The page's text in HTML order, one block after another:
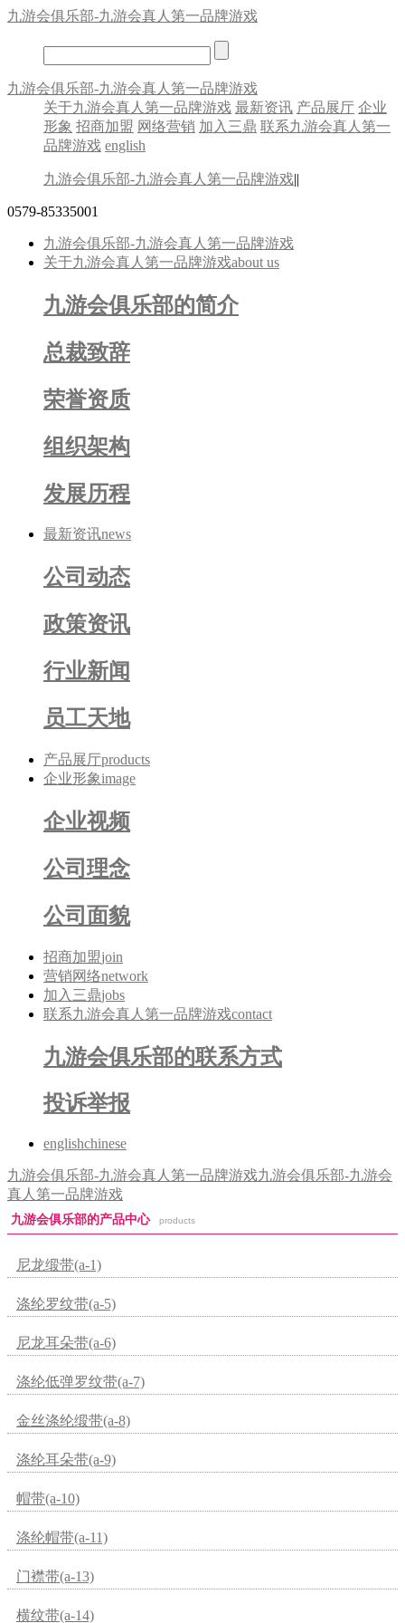
九游会俱乐部-九游会真人第一品牌游戏
九游会俱乐部-九游会真人第一品牌游戏
关于九游会真人第一品牌游戏 最新资讯 产品展厅 企业
形象 招商加盟 网络营销 加入三鼎 联系九游会真人第一
品牌游戏 english
九游会俱乐部-九游会真人第一品牌游戏||
0579-85335001
九游会俱乐部-九游会真人第一品牌游戏
关于九游会真人第一品牌游戏about us
九游会俱乐部的简介
总裁致辞
荣誉资质
组织架构
发展历程
最新资讯news
公司动态
政策资讯
行业新闻
员工天地
产品展厅products
企业形象image
企业视频
公司理念
公司面貌
招商加盟join
营销网络network
加入三鼎jobs
联系九游会真人第一品牌游戏contact
九游会俱乐部的联系方式
投诉举报
englishchinese
九游会俱乐部-九游会真人第一品牌游戏九游会俱乐部-九游会
真人第一品牌游戏
九游会俱乐部的产品中心 products
尼龙缎带(a-1)
涤纶罗纹带(a-5)
尼龙耳朵带(a-6)
涤纶低弹罗纹带(a-7)
金丝涤纶缎带(a-8)
涤纶耳朵带(a-9)
帽带(a-10)
涤纶帽带(a-11)
门襟带(a-13)
横纹带(a-14)